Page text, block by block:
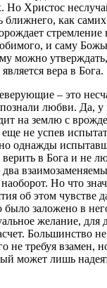
Но Христос
как
стремление
и саму
можно
вера в Бога.
– это
любви. Да, у
на землю с
не успев
однажды
верить в Бога и не
Но что
об этом чувстве
было заложено в
желание, для
Большинство
не требуя взамен,
может лишь